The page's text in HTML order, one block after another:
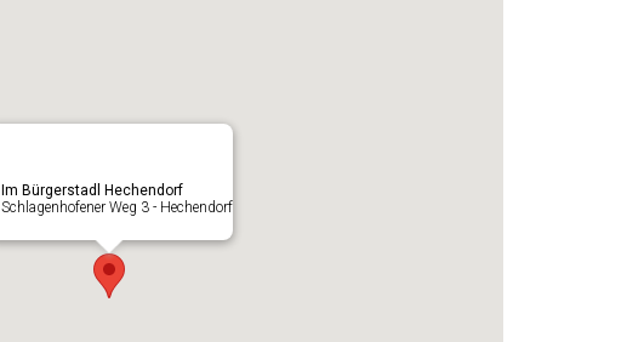
Im Bürgerstadl Hechendorf
Schlagenhofener Weg 3 - Hechendorf